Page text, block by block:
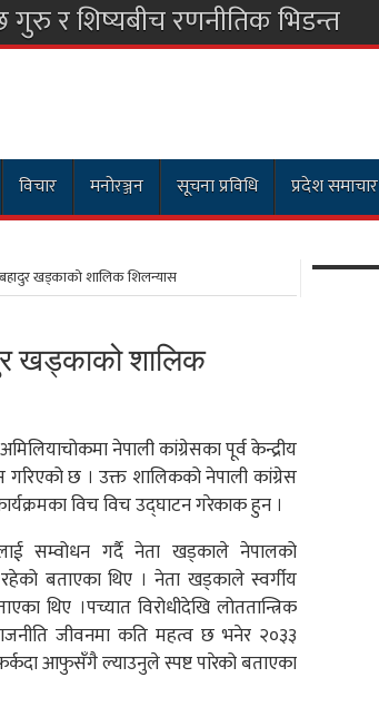
विचार मनोरञ्जन सूचना प्रविधि प्रदेश समाचार
खड्काको शालिक शिलन्यास
खड्काको शालिक
नेपाली कांग्रेसका पूर्व केन्द्रीय
छ । उक्त शालिकको नेपाली कांग्रेस
विच विच उद्घाटन गरेकाक हुन ।
सम्वोधन गर्दै नेता खड्काले नेपालको
बताएका थिए । नेता खड्काले स्वर्गीय
थिए ।पच्यात विरोधीदेखि लोततान्त्रिक
जीवनमा कति महत्व छ भनेर २०३३
आफुसँगै ल्याउनुले स्पष्ट पारेको बताएका